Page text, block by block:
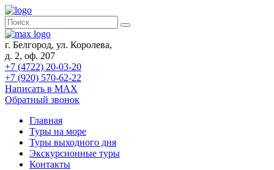
г. Белгород, ул. Королева,
д. 2, оф. 207
+7 (4722) 20-03-20
+7 (920) 570-62-22
Написать в MAX
Обратный звонок
Главная
Туры на море
Туры выходного дня
Экскурсионные туры
Контакты